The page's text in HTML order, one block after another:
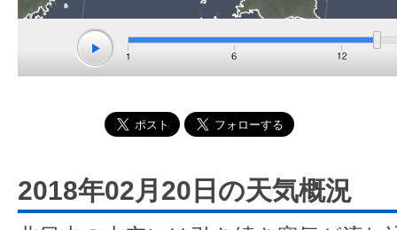
2018年02月20日の天気概況